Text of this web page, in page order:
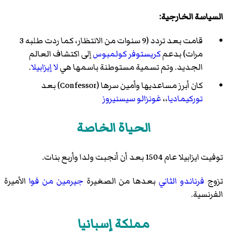
السياسة الخارجية:
قامت بعد تردد (9 سنوات من الانتظار، كما ردت طلبه 3
مرات) بدعمكريستوفر كولمبوسإلى اكتشاف العالم
الجديد. وتم تسمية مستوطنة باسمها هيلا إيزابيلا.
كان أبرز مساعديها وأمين سرها (Confessor) بعد
توركيماديا،،غونزالو سيسنيروز
الحياة الخاصة
توفيت ايزابيلا عام 1504 بعد أن أنجبت ولدا وأربع بنات.
تزوج فرناندو الثاني بعدها من الصغيرة جيرمين من فوا الأميرة
الفرنسية.
مملكة إسبانيا